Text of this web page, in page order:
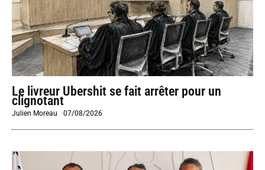
Le livreur Ubershit se fait arrêter pour un
clignotant
Julien Moreau -07/08/2026